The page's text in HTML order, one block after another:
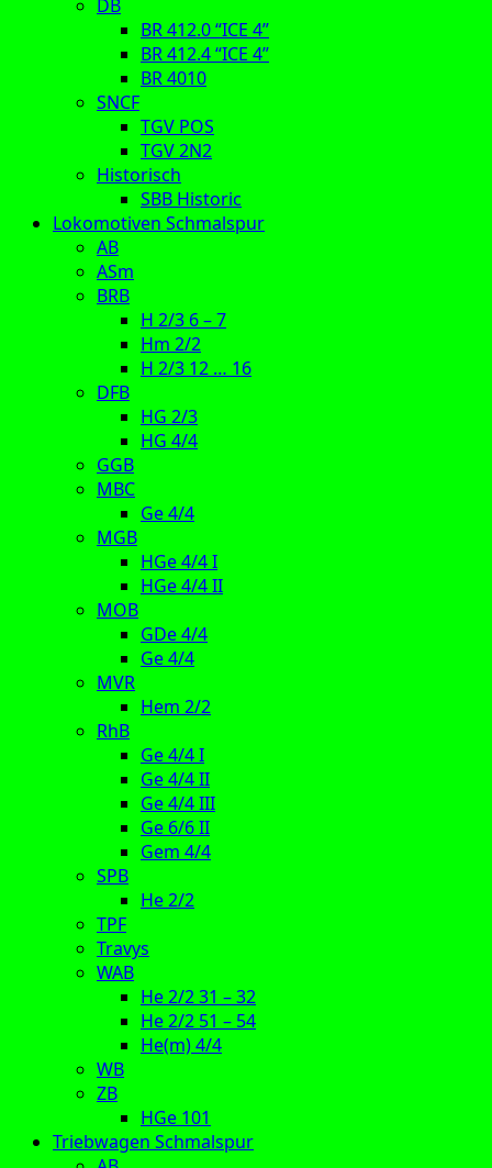
DB
BR 412.0 “ICE 4”
BR 412.4 “ICE 4”
BR 4010
SNCF
TGV POS
TGV 2N2
Historisch
SBB Historic
Lokomotiven Schmalspur
AB
ASm
BRB
H 2/3 6 – 7
Hm 2/2
H 2/3 12 … 16
DFB
HG 2/3
HG 4/4
GGB
MBC
Ge 4/4
MGB
HGe 4/4 I
HGe 4/4 II
MOB
GDe 4/4
Ge 4/4
MVR
Hem 2/2
RhB
Ge 4/4 I
Ge 4/4 II
Ge 4/4 III
Ge 6/6 II
Gem 4/4
SPB
He 2/2
TPF
Travys
WAB
He 2/2 31 – 32
He 2/2 51 – 54
He(m) 4/4
WB
ZB
HGe 101
Triebwagen Schmalspur